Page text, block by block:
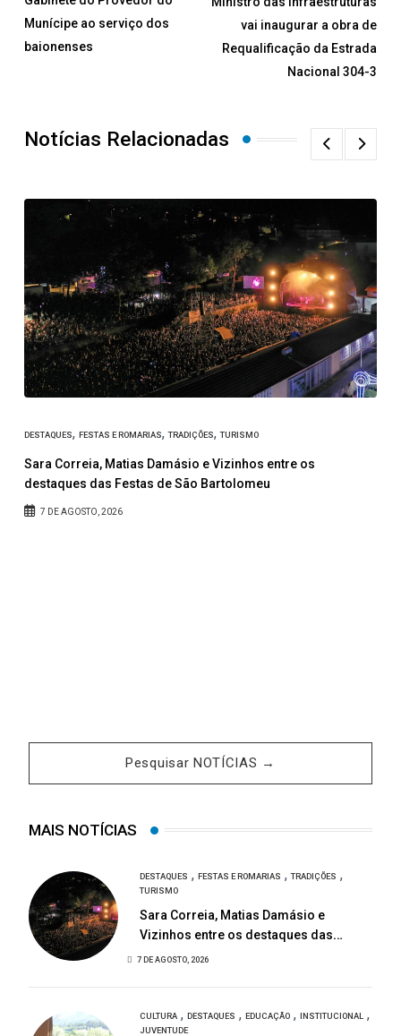
Munícipe ao serviço dos
baionenses
vai inaugurar a obra de
Requalificação da Estrada
Nacional 304-3
Notícias Relacionadas
DESTAQUES, FESTAS E ROMARIAS,TRADIÇÕES,TURISMO
Sara Correia, Matias Damásio e Vizinhos entre os
destaques das Festas de São Bartolomeu
7 DE AGOSTO, 2026
Pesquisar NOTÍCIAS →
MAIS NOTÍCIAS
DESTAQUES , FESTAS E ROMARIAS ,TRADIÇÕES ,
TURISMO
Sara Correia, Matias Damásio e
Vizinhos entre os destaques das
Festas de São Bartolomeu
7 DE AGOSTO, 2026
CULTURA , DESTAQUES , EDUCAÇÃO , INSTITUCIONAL ,
JUVENTUDE